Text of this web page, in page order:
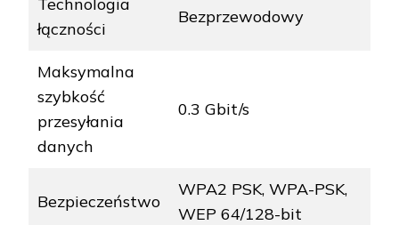
łączności
Bezprzewodowy
Maksymalna
szybkość
przesyłania
danych
0.3 Gbit/s
Bezpieczeństwo
WPA2 PSK, WPA-PSK,
WEP 64/128-bit